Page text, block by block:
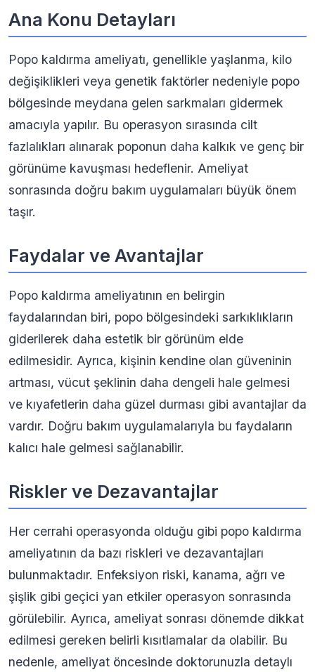
Ana Konu Detayları
Popo kaldırma ameliyatı, genellikle yaşlanma, kilo
değişiklikleri veya genetik faktörler nedeniyle popo
bölgesinde meydana gelen sarkmaları gidermek
amacıyla yapılır. Bu operasyon sırasında cilt
fazlalıkları alınarak poponun daha kalkık ve genç bir
görünüme kavuşması hedeflenir. Ameliyat
sonrasında doğru bakım uygulamaları büyük önem
taşır.
Faydalar ve Avantajlar
Popo kaldırma ameliyatının en belirgin
faydalarından biri, popo bölgesindeki sarkıklıkların
giderilerek daha estetik bir görünüm elde
edilmesidir. Ayrıca, kişinin kendine olan güveninin
artması, vücut şeklinin daha dengeli hale gelmesi
ve kıyafetlerin daha güzel durması gibi avantajlar da
vardır. Doğru bakım uygulamalarıyla bu faydaların
kalıcı hale gelmesi sağlanabilir.
Riskler ve Dezavantajlar
Her cerrahi operasyonda olduğu gibi popo kaldırma
ameliyatının da bazı riskleri ve dezavantajları
bulunmaktadır. Enfeksiyon riski, kanama, ağrı ve
şişlik gibi geçici yan etkiler operasyon sonrasında
görülebilir. Ayrıca, ameliyat sonrası dönemde dikkat
edilmesi gereken belirli kısıtlamalar da olabilir. Bu
nedenle, ameliyat öncesinde doktorunuzla detaylı